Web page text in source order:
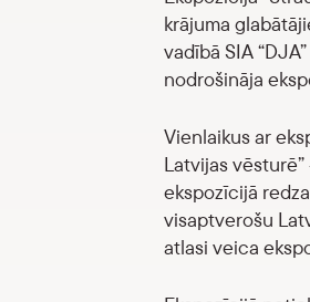
krājuma
vadībā SIA
nodrošināja
Vienlaikus ar
Latvijas
ekspozīcijā
visaptverošu
atlasi veica